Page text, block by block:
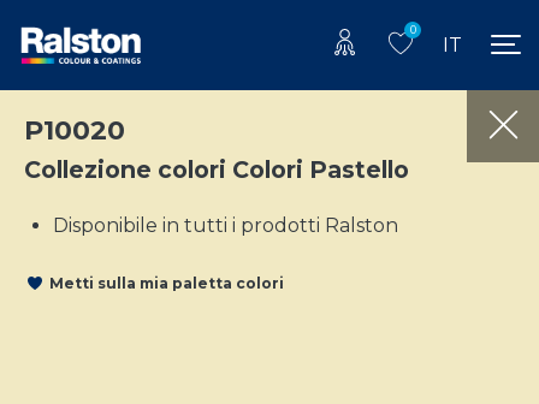
0
IT
P10020
Collezione colori Colori Pastello
Disponibile in tutti i prodotti Ralston
Metti sulla mia paletta colori